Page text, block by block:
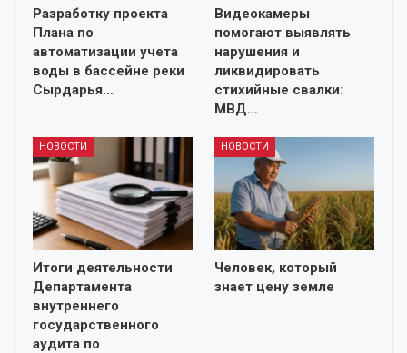
Разработку проекта
Плана по
автоматизации учета
воды в бассейне реки
Сырдарья…
Видеокамеры
помогают выявлять
нарушения и
ликвидировать
стихийные свалки:
МВД…
НОВОСТИ
Итоги деятельности
Департамента
внутреннего
государственного
аудита по
НОВОСТИ
Человек, который
знает цену земле